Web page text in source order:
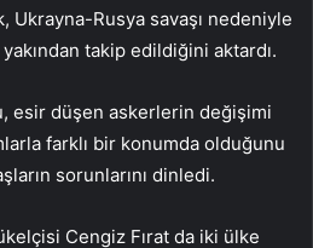
Ukrayna-Rusya savaşı nedeniyle
takip edildiğini aktardı.
esir düşen askerlerin değişimi
farklı bir konumda olduğunu
sorunlarını dinledi.
Cengiz Fırat da iki ülke